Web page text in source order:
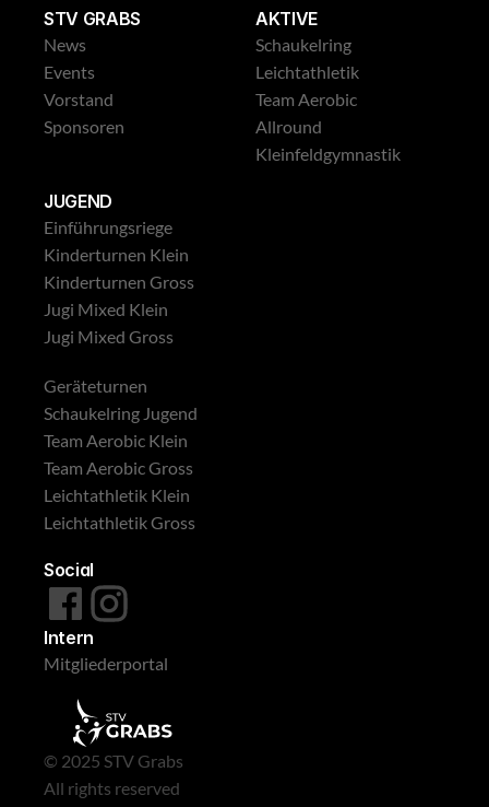
© 2025 STV Grabs
All rights reserved
STV GRABS
News
Events
Vorstand
Sponsoren
AKTIVE
Schaukelring
Leichtathletik
Team Aerobic
Allround
Kleinfeldgymnastik
JUGEND
Einführungsriege
Kinderturnen Klein
Kinderturnen Gross
Jugi Mixed Klein
Jugi Mixed Gross
Geräteturnen
Schaukelring Jugend
Team Aerobic Klein
Team Aerobic Gross
Leichtathletik Klein
Leichtathletik Gross
Social
Intern
Mitgliederportal